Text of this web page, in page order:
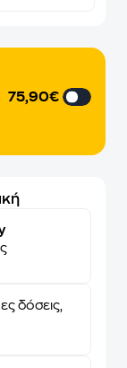
75,90€
δόσεις,